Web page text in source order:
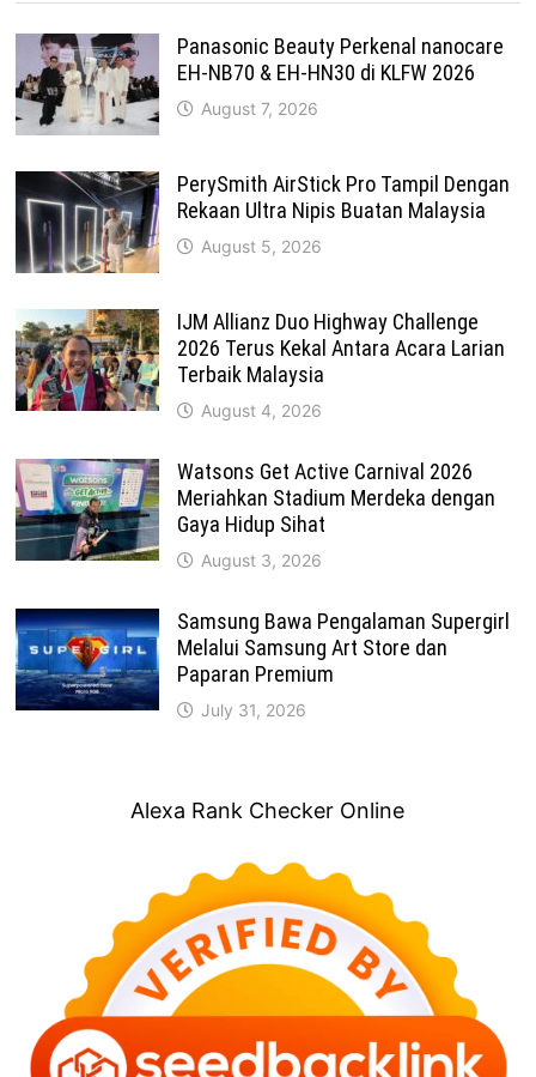
Panasonic Beauty Perkenal nanocare
EH-NB70 & EH-HN30 di KLFW 2026
August 7, 2026
PerySmith AirStick Pro Tampil Dengan
Rekaan Ultra Nipis Buatan Malaysia
August 5, 2026
IJM Allianz Duo Highway Challenge
2026 Terus Kekal Antara Acara Larian
Terbaik Malaysia
August 4, 2026
Watsons Get Active Carnival 2026
Meriahkan Stadium Merdeka dengan
Gaya Hidup Sihat
August 3, 2026
Samsung Bawa Pengalaman Supergirl
Melalui Samsung Art Store dan
Paparan Premium
July 31, 2026
Alexa Rank Checker Online